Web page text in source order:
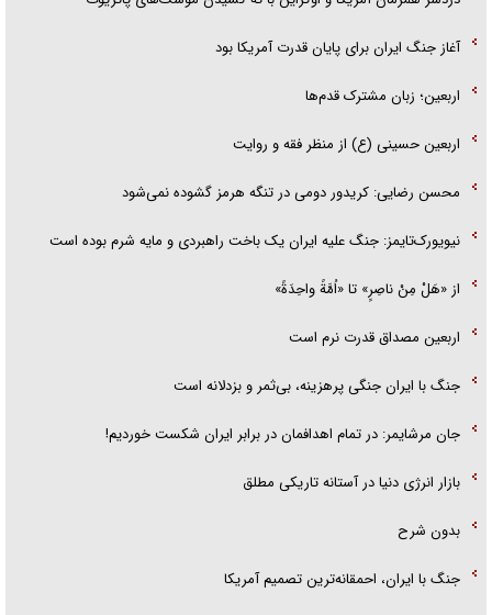
آغاز جنگ ایران برای پایان قدرت آمریکا بود
اربعین؛ زبان مشترک قدم‌ها
اربعین حسینی (ع) از منظر فقه و روایت
محسن رضایی: کریدور دومی در تنگه هرمز گشوده نمی‌شود
نیویورک‌تایمز: جنگ علیه ایران یک باخت راهبردی و مایه شرم بوده است
از «هَلْ مِنْ ناصِرٍ» تا «اُمَّةً واحِدَةً»
اربعین مصداق قدرت نرم است
جنگ با ایران جنگی پرهزینه، بی‌ثمر و بزدلانه است
جان مرشایمر: در تمام اهدافمان در برابر ایران شکست خوردیم!
بازار انرژی دنیا در آستانه تاریکی مطلق
بدون شرح
جنگ با ایران، احمقانه‌ترین تصمیم آمریکا